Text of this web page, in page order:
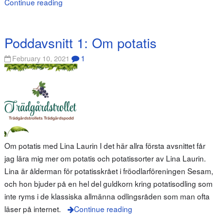
Continue reading
Poddavsnitt 1: Om potatis
February 10, 2021 1
Om potatis med Lina Laurin I det här allra första avsnittet får
jag lära mig mer om potatis och potatissorter av Lina Laurin.
Lina är ålderman för potatisskrået i fröodlarföreningen Sesam,
och hon bjuder på en hel del guldkorn kring potatisodling som
inte ryms i de klassiska allmänna odlingsråden som man ofta
läser på internet.
Continue reading